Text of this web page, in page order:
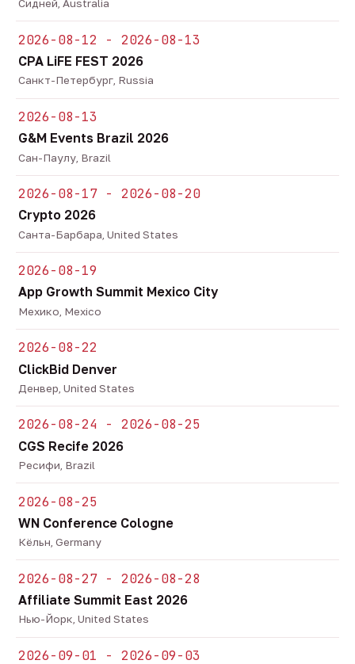
Сидней, Australia
2026-08-12 - 2026-08-13
CPA LiFE FEST 2026
Санкт-Петербург, Russia
2026-08-13
G&M Events Brazil 2026
Сан-Паулу, Brazil
2026-08-17 - 2026-08-20
Crypto 2026
Санта-Барбара, United States
2026-08-19
App Growth Summit Mexico City
Мехико, Mexico
2026-08-22
ClickBid Denver
Денвер, United States
2026-08-24 - 2026-08-25
CGS Recife 2026
Ресифи, Brazil
2026-08-25
WN Conference Cologne
Кёльн, Germany
2026-08-27 - 2026-08-28
Affiliate Summit East 2026
Нью-Йорк, United States
2026-09-01 - 2026-09-03